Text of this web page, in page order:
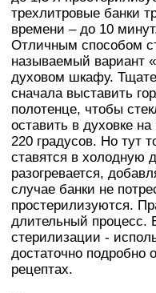
трехлитровые банки
времени – до 10
Отличным способом
называемый вариант
духовом шкафу.
сначала выставить
полотенце, чтобы
оставить в духовке
220 градусов. Но тут
ставятся в холодную
разогревается,
случае банки не
простерилизуются.
длительный процесс.
стерилизации -
достаточно подробно
рецептах.